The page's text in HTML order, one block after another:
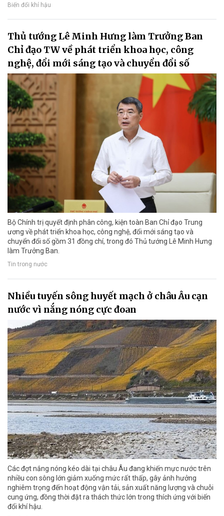
Biến đổi khí hậu
Thủ tướng Lê Minh Hưng làm Trưởng Ban
Chỉ đạo TW về phát triển khoa học, công
nghệ, đổi mới sáng tạo và chuyển đổi số
Bộ Chính trị quyết định phân công, kiện toàn Ban Chỉ đạo Trung
ương về phát triển khoa học, công nghệ, đổi mới sáng tạo và
chuyển đổi số gồm 31 đồng chí, trong đó Thủ tướng Lê Minh Hưng
làm Trưởng Ban.
Tin trong nước
Nhiều tuyến sông huyết mạch ở châu Âu cạn
nước vì nắng nóng cực đoan
Các đợt nắng nóng kéo dài tại châu Âu đang khiến mực nước trên
nhiều con sông lớn giảm xuống mức rất thấp, gây ảnh hưởng
nghiêm trọng đến hoạt động vận tải, sản xuất năng lượng và chuỗi
cung ứng, đồng thời đặt ra thách thức lớn trong thích ứng với biến
đổi khí hậu.